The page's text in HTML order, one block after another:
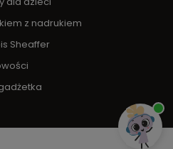
z nadrukiem
Sheaffer